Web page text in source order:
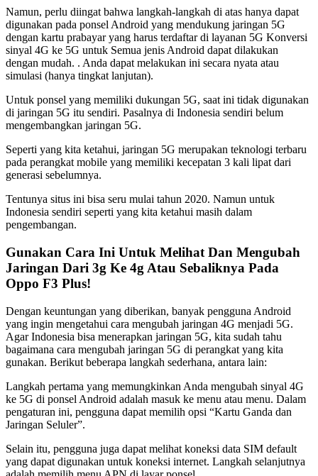
Namun, perlu diingat bahwa langkah-langkah di atas hanya dapat
digunakan pada ponsel Android yang mendukung jaringan 5G
dengan kartu prabayar yang harus terdaftar di layanan 5G Konversi
sinyal 4G ke 5G untuk Semua jenis Android dapat dilakukan
dengan mudah. . Anda dapat melakukan ini secara nyata atau
simulasi (hanya tingkat lanjutan).
Untuk ponsel yang memiliki dukungan 5G, saat ini tidak digunakan
di jaringan 5G itu sendiri. Pasalnya di Indonesia sendiri belum
mengembangkan jaringan 5G.
Seperti yang kita ketahui, jaringan 5G merupakan teknologi terbaru
pada perangkat mobile yang memiliki kecepatan 3 kali lipat dari
generasi sebelumnya.
Tentunya situs ini bisa seru mulai tahun 2020. Namun untuk
Indonesia sendiri seperti yang kita ketahui masih dalam
pengembangan.
Gunakan Cara Ini Untuk Melihat Dan Mengubah
Jaringan Dari 3g Ke 4g Atau Sebaliknya Pada
Oppo F3 Plus!
Dengan keuntungan yang diberikan, banyak pengguna Android
yang ingin mengetahui cara mengubah jaringan 4G menjadi 5G.
Agar Indonesia bisa menerapkan jaringan 5G, kita sudah tahu
bagaimana cara mengubah jaringan 5G di perangkat yang kita
gunakan. Berikut beberapa langkah sederhana, antara lain:
Langkah pertama yang memungkinkan Anda mengubah sinyal 4G
ke 5G di ponsel Android adalah masuk ke menu atau menu. Dalam
pengaturan ini, pengguna dapat memilih opsi “Kartu Ganda dan
Jaringan Seluler”.
Selain itu, pengguna juga dapat melihat koneksi data SIM default
yang dapat digunakan untuk koneksi internet. Langkah selanjutnya